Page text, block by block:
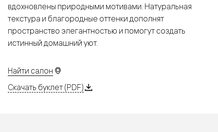
вдохновлены природными мотивами. Натуральная
текстура и благородные оттенки дополнят
пространство элегантностью и помогут создать
истинный домашний уют.
Найти салон
Скачать буклет (PDF)